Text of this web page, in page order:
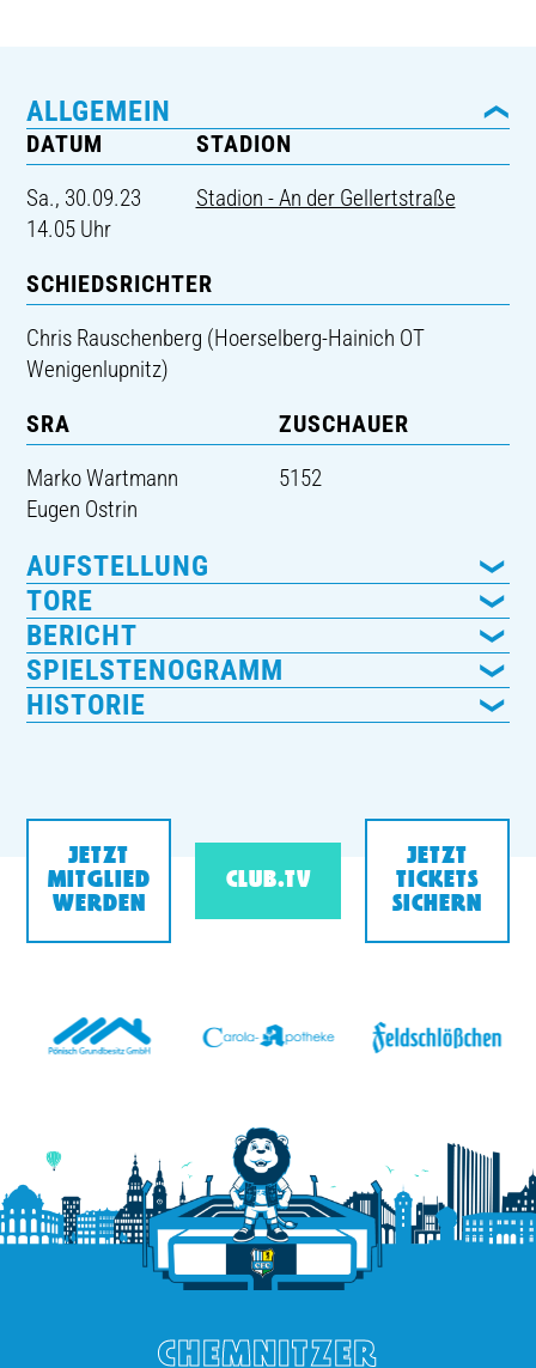
ALLGEMEIN
DATUM
Sa., 30.09.23
14.05 Uhr
STADION
Stadion - An der Gellertstraße
SCHIEDSRICHTER
Chris Rauschenberg (Hoerselberg-Hainich OT
Wenigenlupnitz)
SRA
Marko Wartmann
Eugen Ostrin
ZUSCHAUER
5152
AUFSTELLUNG
TORE
BERICHT
SPIELSTENOGRAMM
HISTORIE
JETZT
MITGLIED
WERDEN
CLUB.TV
JETZT
TICKETS
SICHERN
CHEMNITZER